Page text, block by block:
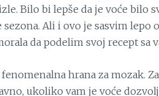
Bilo bi lepše da je voće bilo
Ali i ovo je sasvim lepo
da podelim svoj recept sa
hrana za mozak.
ukoliko vam je voće